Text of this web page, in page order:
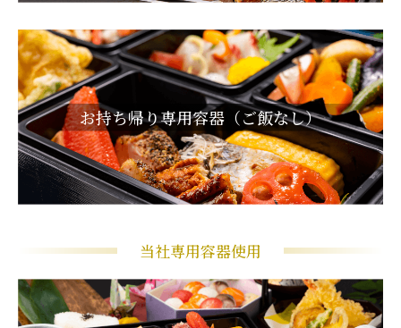
お持ち帰り専用容器（ご飯なし）
当社専用容器使用